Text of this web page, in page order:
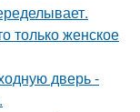
только женское
дверь -